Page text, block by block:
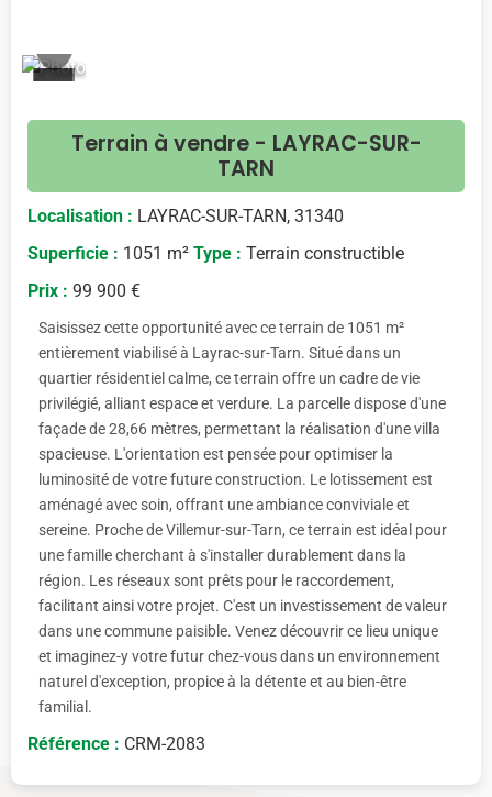
Terrain à vendre - LAYRAC-SUR-
TARN
Localisation : LAYRAC-SUR-TARN, 31340
Superficie : 1051 m² Type : Terrain constructible
Prix : 99 900 €
Saisissez cette opportunité avec ce terrain de 1051 m²
entièrement viabilisé à Layrac-sur-Tarn. Situé dans un
quartier résidentiel calme, ce terrain offre un cadre de vie
privilégié, alliant espace et verdure. La parcelle dispose d'une
façade de 28,66 mètres, permettant la réalisation d'une villa
spacieuse. L'orientation est pensée pour optimiser la
luminosité de votre future construction. Le lotissement est
aménagé avec soin, offrant une ambiance conviviale et
sereine. Proche de Villemur-sur-Tarn, ce terrain est idéal pour
une famille cherchant à s'installer durablement dans la
région. Les réseaux sont prêts pour le raccordement,
facilitant ainsi votre projet. C'est un investissement de valeur
dans une commune paisible. Venez découvrir ce lieu unique
et imaginez-y votre futur chez-vous dans un environnement
naturel d'exception, propice à la détente et au bien-être
familial.
Référence : CRM-2083